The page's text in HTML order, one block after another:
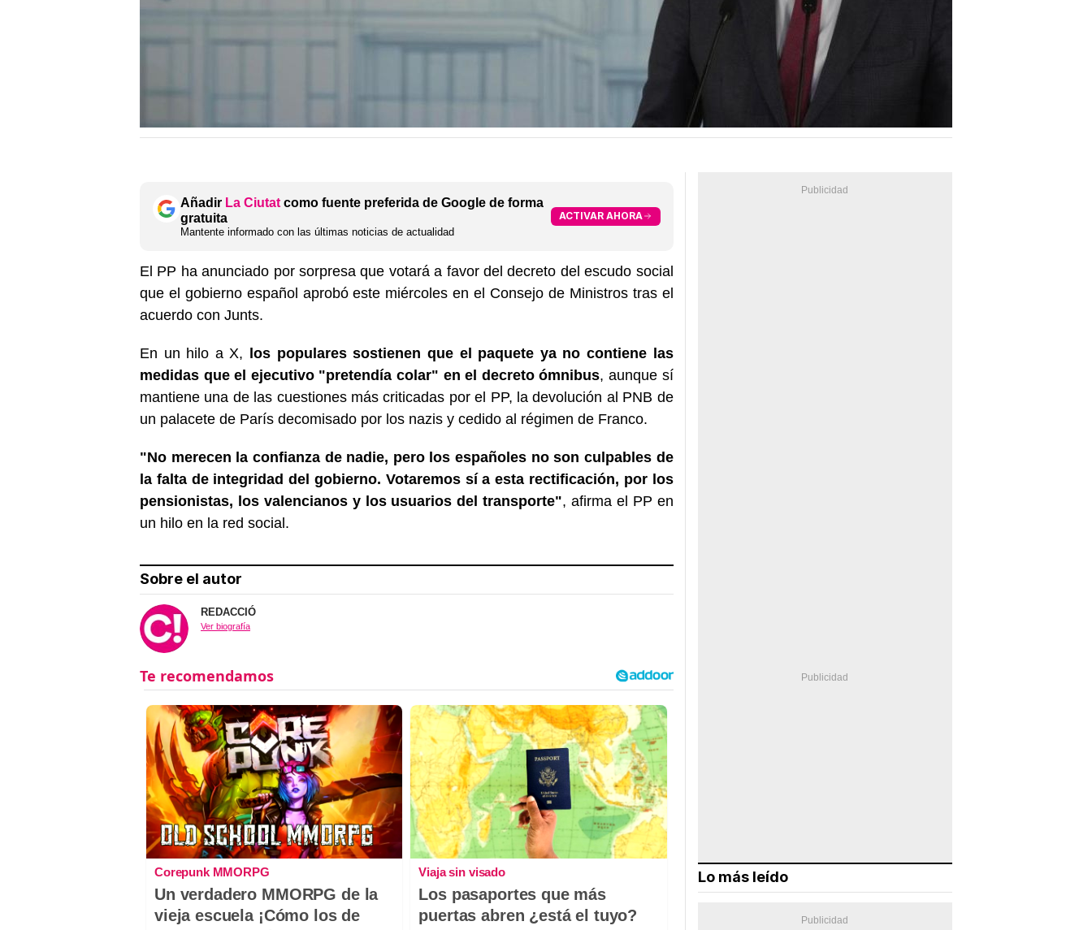
Añadir La Ciutat como fuente preferida de Google de forma
gratuita
Mantente informado con las últimas noticias de actualidad
ACTIVAR AHORA
El PP ha anunciado por sorpresa que votará a favor del decreto del escudo social
que el gobierno español aprobó este miércoles en el Consejo de Ministros tras el
acuerdo con Junts.
En un hilo a X, los populares sostienen que el paquete ya no contiene las
medidas que el ejecutivo "pretendía colar" en el decreto ómnibus, aunque sí
mantiene una de las cuestiones más criticadas por el PP, la devolución al PNB de
un palacete de París decomisado por los nazis y cedido al régimen de Franco.
"No merecen la confianza de nadie, pero los españoles no son culpables de
la falta de integridad del gobierno. Votaremos sí a esta rectificación, por los
pensionistas, los valencianos y los usuarios del transporte", afirma el PP en
un hilo en la red social.
Sobre el autor
REDACCIÓ
Ver biografía
Corepunk MMORPG
Un verdadero MMORPG de la
vieja escuela ¡Cómo los de
Viaja sin visado
Los pasaportes que más
puertas abren ¿está el tuyo?
Lo más leído